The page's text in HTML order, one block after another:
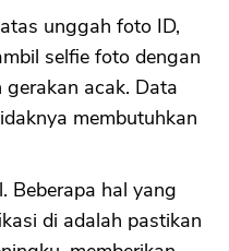
unggah foto ID,
selfie foto dengan
acak. Data
membutuhkan
Beberapa hal yang
di adalah pastikan